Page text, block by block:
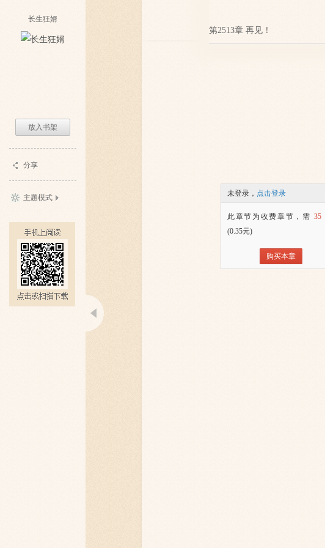
长生狂婿
放入书架
分享
主题模式
第2513章 再见！
未登录， 点击登录
此章节为收费章节，需 35
(0.35元)
购买本章